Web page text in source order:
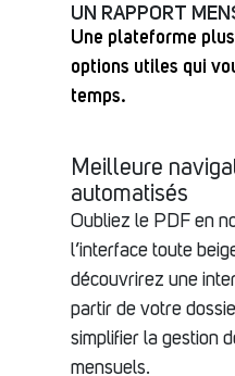
UN RAPPORT
Une plateforme
options utiles qui
temps.
Meilleure
automatisés
Oubliez le PDF en
l’interface toute
découvrirez une
partir de votre
simplifier la gestion
mensuels.